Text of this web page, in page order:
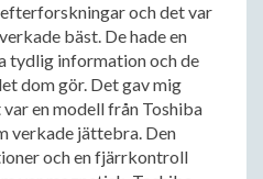
och det var
bäst. De hade en
tydlig information och de
dom gör. Det gav mig
en modell från Toshiba
verkade jättebra. Den
och en fjärrkontroll